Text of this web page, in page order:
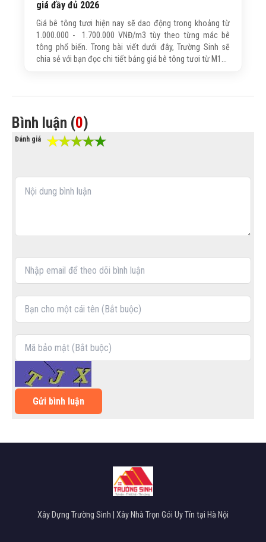
giá đầy đủ 2026
Giá bê tông tươi hiện nay sẽ dao động trong khoảng từ
1.000.000 - 1.700.000 VNĐ/m3 tùy theo từng mác bê
tông phổ biến. Trong bài viết dưới đây, Trường Sinh sẽ
chia sẻ với bạn đọc chi tiết bảng giá bê tông tươi từ M150
Bình luận (0)
Đánh giá
Gửi bình luận
Xây Dựng Trường Sinh | Xây Nhà Trọn Gói Uy Tín tại Hà Nội